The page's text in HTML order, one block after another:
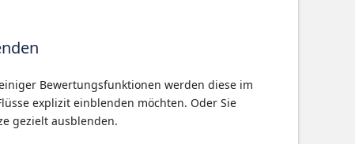
Bewertungsfunktionen werden diese im
explizit einblenden möchten. Oder Sie
gezielt ausblenden.